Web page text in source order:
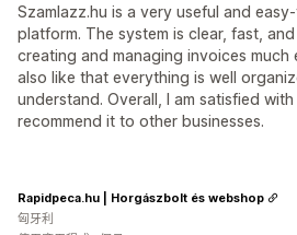
Szamlazz.hu is a very useful and
platform. The system is clear, fast,
creating and managing invoices much
also like that everything is well
understand. Overall, I am satisfied
recommend it to other businesses.
Rapidpeca.hu | Horgászbolt és webshop
匈牙利